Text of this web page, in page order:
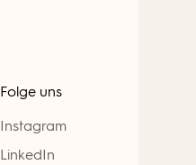
Folge uns
Instagram
LinkedIn